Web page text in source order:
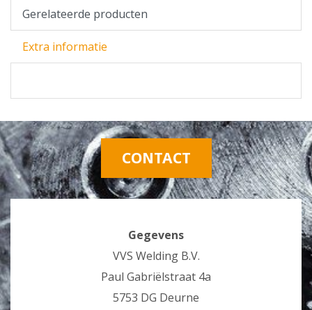
Gerelateerde producten
Extra informatie
CONTACT
Gegevens
VVS Welding B.V.
Paul Gabriëlstraat 4a
5753 DG Deurne